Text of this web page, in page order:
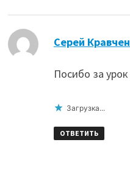
Серей
Посибо за урок
Загрузка...
ОТВЕТИТЬ